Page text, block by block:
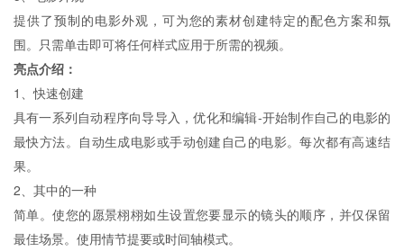
提供了预制的电影外观，可为您的素材创建特定的配色方案和氛
围。只需单击即可将任何样式应用于所需的视频。
亮点介绍：
1、快速创建
具有一系列自动程序向导导入，优化和编辑-开始制作自己的电影的
最快方法。自动生成电影或手动创建自己的电影。每次都有高速结
果。
2、其中的一种
简单。使您的愿景栩栩如生设置您要显示的镜头的顺序，并仅保留
最佳场景。使用情节提要或时间轴模式。